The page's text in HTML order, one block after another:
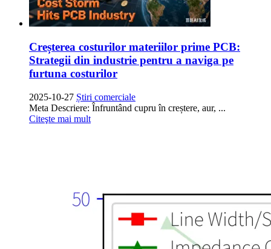
Creșterea costurilor materiilor prime PCB:
Strategii din industrie pentru a naviga pe
furtuna costurilor
2025-10-27 Știri comerciale
Meta Descriere: Înfruntând cupru în creștere, aur, ...
Citeşte mai mult